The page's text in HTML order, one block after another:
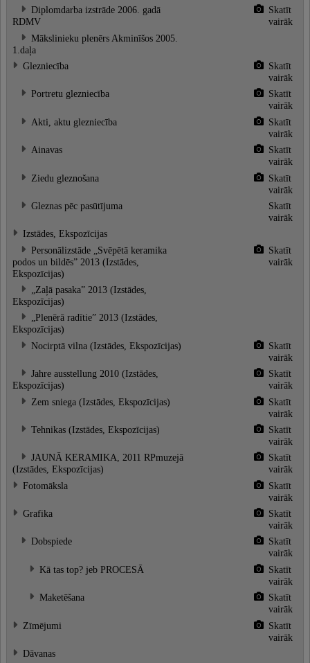
Diplomdarba izstrāde 2006. gadā
RDMV
Skatīt
vairāk
Mākslinieku plenērs Akminīšos 2005.
1.daļa
Glezniecība
Skatīt
vairāk
Portretu glezniecība
Skatīt
vairāk
Akti, aktu glezniecība
Skatīt
vairāk
Ainavas
Skatīt
vairāk
Ziedu gleznošana
Skatīt
vairāk
Gleznas pēc pasūtījuma
Skatīt
vairāk
Izstādes, Ekspozīcijas
Personālizstāde „Svēpētā keramika
podos un bildēs” 2013 (Izstādes,
Ekspozīcijas)
Skatīt
vairāk
„Zaļā pasaka” 2013 (Izstādes,
Ekspozīcijas)
„Plenērā radītie” 2013 (Izstādes,
Ekspozīcijas)
Nocirptā vilna (Izstādes, Ekspozīcijas)
Skatīt
vairāk
Jahre ausstellung 2010 (Izstādes,
Ekspozīcijas)
Skatīt
vairāk
Zem sniega (Izstādes, Ekspozīcijas)
Skatīt
vairāk
Tehnikas (Izstādes, Ekspozīcijas)
Skatīt
vairāk
JAUNĀ KERAMIKA, 2011 RPmuzejā
(Izstādes, Ekspozīcijas)
Skatīt
vairāk
Fotomāksla
Skatīt
vairāk
Grafika
Skatīt
vairāk
Dobspiede
Skatīt
vairāk
Kā tas top? jeb PROCESĀ
Skatīt
vairāk
Maketēšana
Skatīt
vairāk
Zīmējumi
Skatīt
vairāk
Dāvanas